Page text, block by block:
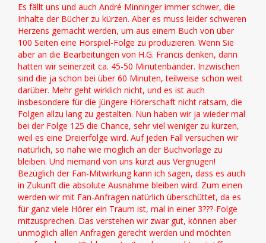
Es fällt uns und auch André Minninger immer schwer, die
Inhalte der Bücher zu kürzen. Aber es muss leider schweren
Herzens gemacht werden, um aus einem Buch von über
100 Seiten eine Hörspiel-Folge zu produzieren. Wenn Sie
aber an die Bearbeitungen von H.G. Francis denken, dann
hatten wir seinerzeit ca. 45-50 Minutenbänder. Inzwischen
sind die ja schon bei über 60 Minuten, teilweise schon weit
darüber. Mehr geht wirklich nicht, und es ist auch
insbesondere für die jüngere Hörerschaft nicht ratsam, die
Folgen allzu lang zu gestalten. Nun haben wir ja wieder mal
bei der Folge 125 die Chance, sehr viel weniger zu kürzen,
weil es eine Dreierfolge wird. Auf jeden Fall versuchen wir
natürlich, so nahe wie möglich an der Buchvorlage zu
bleiben. Und niemand von uns kürzt aus Vergnügen!
Bezüglich der Fan-Mitwirkung kann ich sagen, dass es auch
in Zukunft die absolute Ausnahme bleiben wird. Zum einen
werden wir mit Fan-Anfragen natürlich überschüttet, da es
für ganz viele Hörer ein Traum ist, mal in einer 3???-Folge
mitzusprechen. Das verstehen wir zwar gut, können aber
unmöglich allen Anfragen gerecht werden und möchten